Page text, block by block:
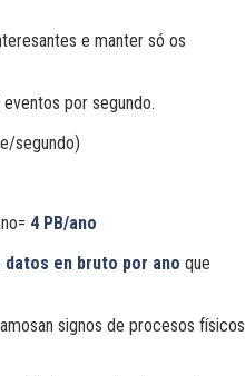
e manter só os
por segundo.
segundo)
4 PB/ano
en bruto por ano que
signos de procesos físicos